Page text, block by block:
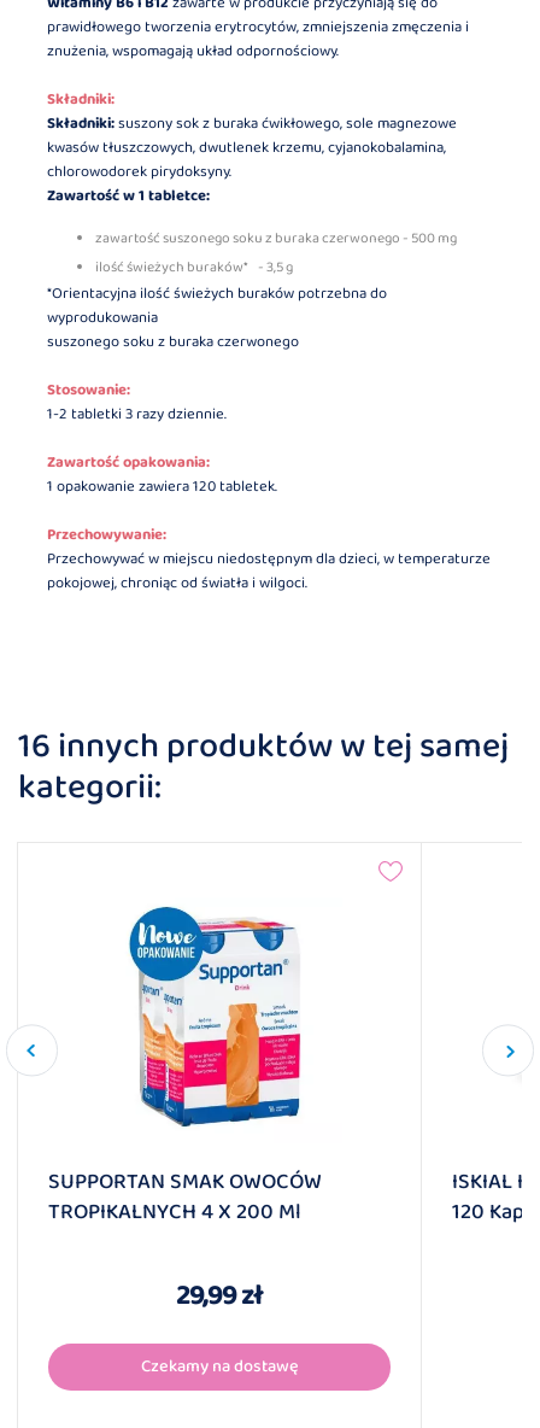
prawidłowego tworzenia erytrocytów, zmniejszenia zmęczenia i
znużenia, wspomagają układ odpornościowy.
Składniki:
Składniki:suszony sok z buraka ćwikłowego, sole magnezowe
kwasów tłuszczowych, dwutlenek krzemu, cyjanokobalamina,
chlorowodorek pirydoksyny.
Zawartość w 1 tabletce:
zawartość suszonego soku z buraka czerwonego - 500 mg
ilość świeżych buraków* - 3,5 g
*Orientacyjna ilość świeżych buraków potrzebna do
wyprodukowania
suszonego soku z buraka czerwonego
Stosowanie:
1-2 tabletki 3 razy dziennie.
Zawartość opakowania:
1 opakowanie zawiera 120 tabletek.
Przechowywanie:
Przechowywać w miejscu niedostępnym dla dzieci, w temperaturze
pokojowej, chroniąc od światła i wilgoci.
16 innych produktów w tej samej
kategorii:
SUPPORTAN SMAK OWOCÓW
TROPIKALNYCH 4 X 200 Ml
29,99 zł
Czekamy na dostawę
ISKIAL
120